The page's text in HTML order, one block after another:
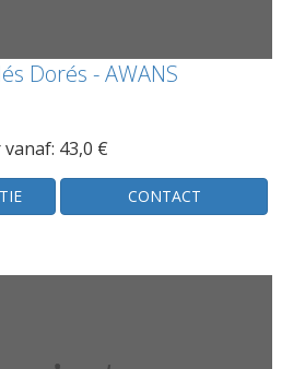
Dorés - AWANS
43,0 €
CONTACT